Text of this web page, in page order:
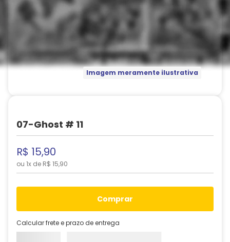
Imagem meramente ilustrativa
07-Ghost # 11
R$ 15,90
ou 1x de R$ 15,90
comprar
Calcular frete e prazo de entrega